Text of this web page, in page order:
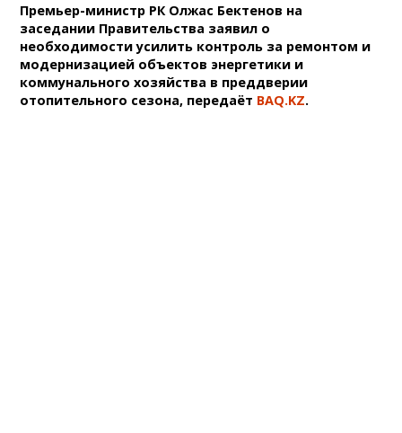
Премьер-министр РК Олжас Бектенов на
заседании Правительства заявил о
необходимости усилить контроль за ремонтом и
модернизацией объектов энергетики и
коммунального хозяйства в преддверии
отопительного сезона, передаёт BAQ.KZ.